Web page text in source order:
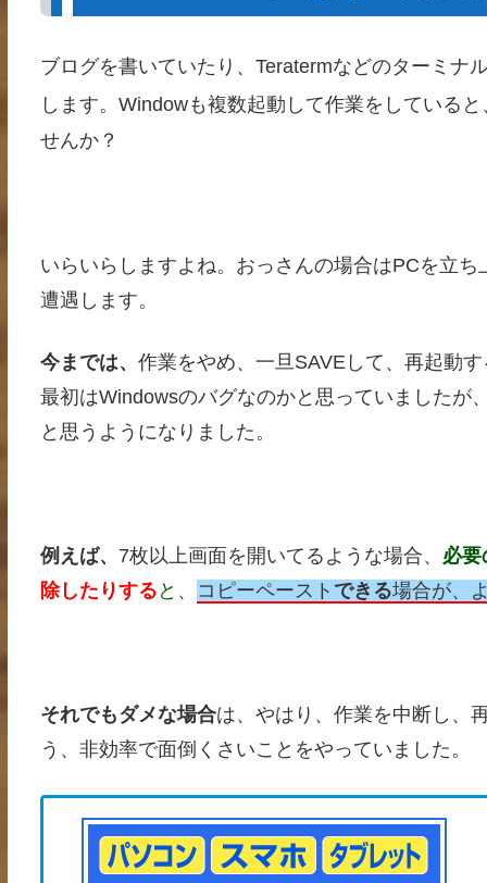
ブログを書いていたり、Teratermなどのターミナ
します。Windowも複数起動して作業をしている
せんか？
いらいらしますよね。おっさんの場合はPCを立
遭遇します。
今までは、 作業をやめ、一旦SAVEして、再起動
最初はWindowsのバグなのかと思っていましたが
と思うようになりました。
例えば、 7枚以上画面を開いてるような場合、 必要
除したりする と 、 コピーペースト できる場合が、
それでもダメな場合は、やはり、作業を中断し、
う、非効率で面倒くさいことをやっていました。